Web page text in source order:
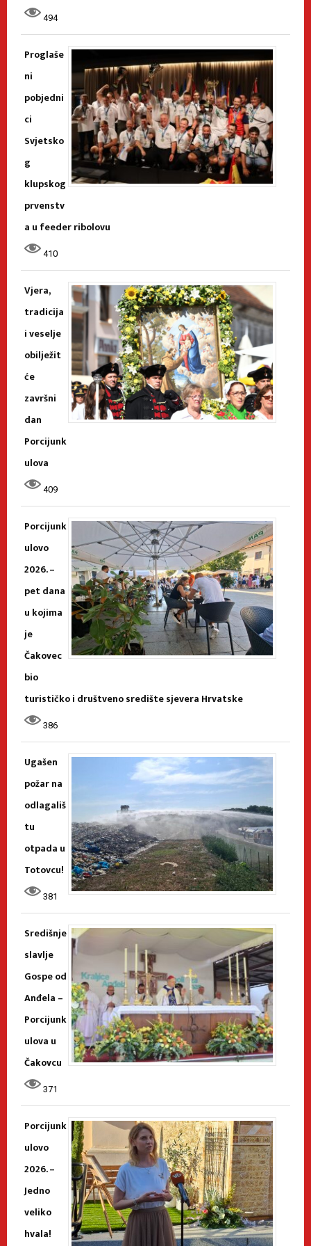
494
Proglaše
ni
pobjedni
ci
Svjetsko
g
klupskog
prvenstv
a u feeder ribolovu
410
Vjera,
tradicija
i veselje
obilježit
će
završni
dan
Porcijunk
ulova
409
Porcijunk
ulovo
2026. –
pet dana
u kojima
je
Čakovec
bio
turističko i društveno središte sjevera Hrvatske
386
Ugašen
požar na
odlagališ
tu
otpada u
Totovcu!
381
Središnje
slavlje
Gospe od
Anđela –
Porcijunk
ulova u
Čakovcu
371
Porcijunk
ulovo
2026. –
Jedno
veliko
hvala!